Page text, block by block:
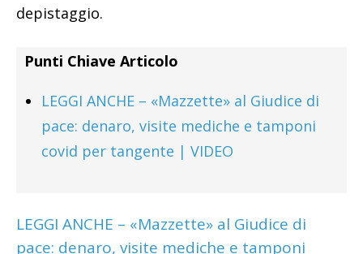
depistaggio.
Punti Chiave Articolo
LEGGI ANCHE – «Mazzette» al Giudice di
pace: denaro, visite mediche e tamponi
covid per tangente | VIDEO
LEGGI ANCHE – «Mazzette» al Giudice di
pace: denaro, visite mediche e tamponi